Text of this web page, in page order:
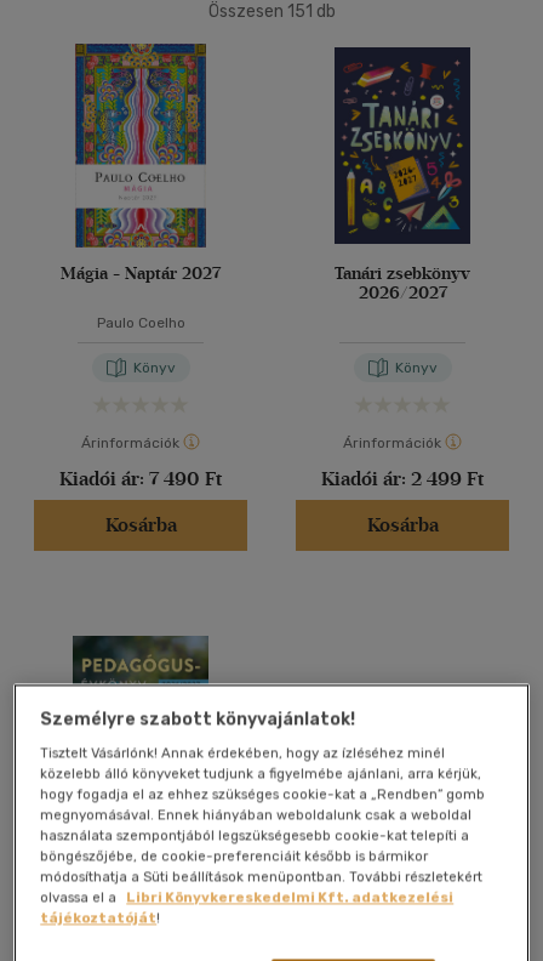
Nyelv szerint
Magyar(58)
Vélemény szerint
Összesen 151 db
Mágia - Naptár 2027
Paulo Coelho
Könyv
Árinformációk
Kiadói ár: 7 490 Ft
Kosárba
Tanári zsebkönyv
2026/2027
Könyv
Árinformációk
Kiadói ár: 2 499 Ft
Kosárba
Pedagógusévkönyv
2026/2027
Makovecz-Naptár 2026
Személyre szabott könyvajánlatok!
Tisztelt Vásárlónk! Annak érdekében, hogy az ízléséhez minél
közelebb álló könyveket tudjunk a figyelmébe ajánlani, arra kérjük,
hogy fogadja el az ehhez szükséges cookie-kat a „Rendben” gomb
megnyomásával. Ennek hiányában weboldalunk csak a weboldal
használata szempontjából legszükségesebb cookie-kat telepíti a
böngészőjébe, de cookie-preferenciáit később is bármikor
módosíthatja a Süti beállítások menüpontban. További részletekért
olvassa el a
Libri Könyvkereskedelmi Kft. adatkezelési
tájékoztatóját!